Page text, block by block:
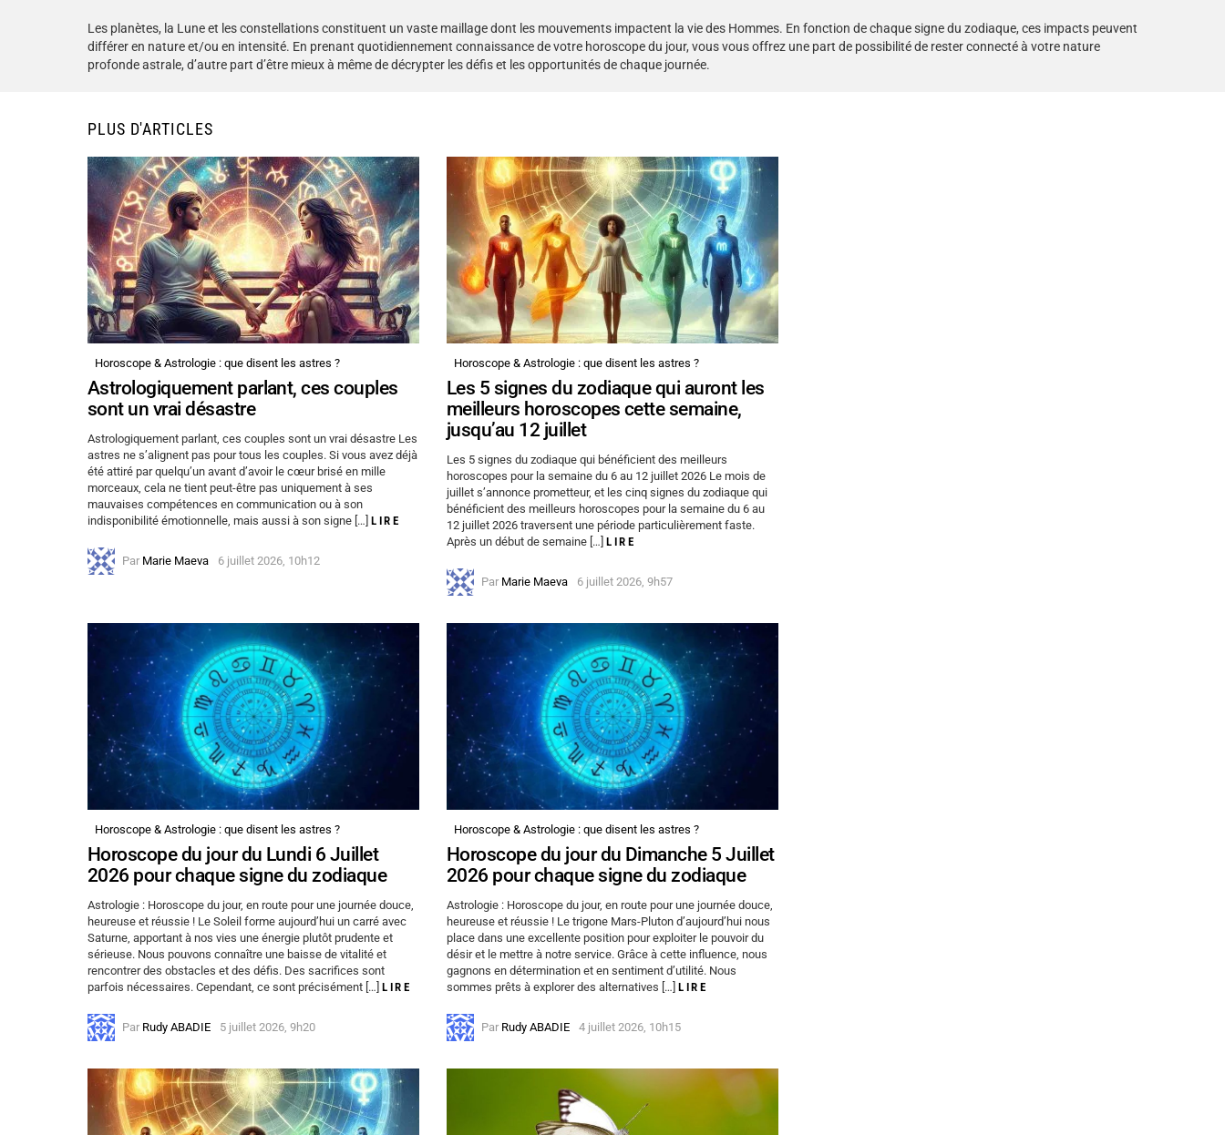
Les planètes, la Lune et les constellations constituent un vaste maillage dont les mouvements impactent la vie des Hommes. En fonction de chaque signe du zodiaque, ces impacts peuvent
différer en nature et/ou en intensité. En prenant quotidiennement connaissance de votre horoscope du jour, vous vous offrez une part de possibilité de rester connecté à votre nature
profonde astrale, d’autre part d’être mieux à même de décrypter les défis et les opportunités de chaque journée.
PLUS D'ARTICLES
Horoscope & Astrologie : que disent les astres ?
Astrologiquement parlant, ces couples
sont un vrai désastre
Astrologiquement parlant, ces couples sont un vrai désastre Les
astres ne s’alignent pas pour tous les couples. Si vous avez déjà
été attiré par quelqu’un avant d’avoir le cœur brisé en mille
morceaux, cela ne tient peut-être pas uniquement à ses
mauvaises compétences en communication ou à son
indisponibilité émotionnelle, mais aussi à son signe […] LIRE
Par Marie Maeva 6 juillet 2026, 10h12
Horoscope & Astrologie : que disent les astres ?
Les 5 signes du zodiaque qui auront les
meilleurs horoscopes cette semaine,
jusqu’au 12 juillet
Les 5 signes du zodiaque qui bénéficient des meilleurs
horoscopes pour la semaine du 6 au 12 juillet 2026 Le mois de
juillet s’annonce prometteur, et les cinq signes du zodiaque qui
bénéficient des meilleurs horoscopes pour la semaine du 6 au
12 juillet 2026 traversent une période particulièrement faste.
Après un début de semaine […] LIRE
Par Marie Maeva 6 juillet 2026, 9h57
Horoscope & Astrologie : que disent les astres ?
Horoscope du jour du Lundi 6 Juillet
2026 pour chaque signe du zodiaque
Astrologie : Horoscope du jour, en route pour une journée douce,
heureuse et réussie ! Le Soleil forme aujourd’hui un carré avec
Saturne, apportant à nos vies une énergie plutôt prudente et
sérieuse. Nous pouvons connaître une baisse de vitalité et
rencontrer des obstacles et des défis. Des sacrifices sont
parfois nécessaires. Cependant, ce sont précisément […] LIRE
Par Rudy ABADIE 5 juillet 2026, 9h20
Horoscope & Astrologie : que disent les astres ?
Horoscope du jour du Dimanche 5 Juillet
2026 pour chaque signe du zodiaque
Astrologie : Horoscope du jour, en route pour une journée douce,
heureuse et réussie ! Le trigone Mars-Pluton d’aujourd’hui nous
place dans une excellente position pour exploiter le pouvoir du
désir et le mettre à notre service. Grâce à cette influence, nous
gagnons en détermination et en sentiment d’utilité. Nous
sommes prêts à explorer des alternatives […] LIRE
Par Rudy ABADIE 4 juillet 2026, 10h15